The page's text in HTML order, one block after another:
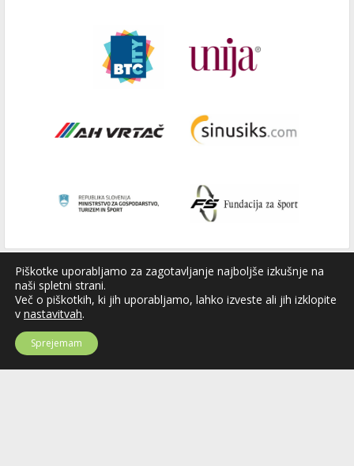
Piškotke uporabljamo za zagotavljanje najboljše izkušnje na
naši spletni strani.
Več o piškotkih, ki jih uporabljamo, lahko izveste ali jih izklopite
v nastavitvah.
Sprejemam